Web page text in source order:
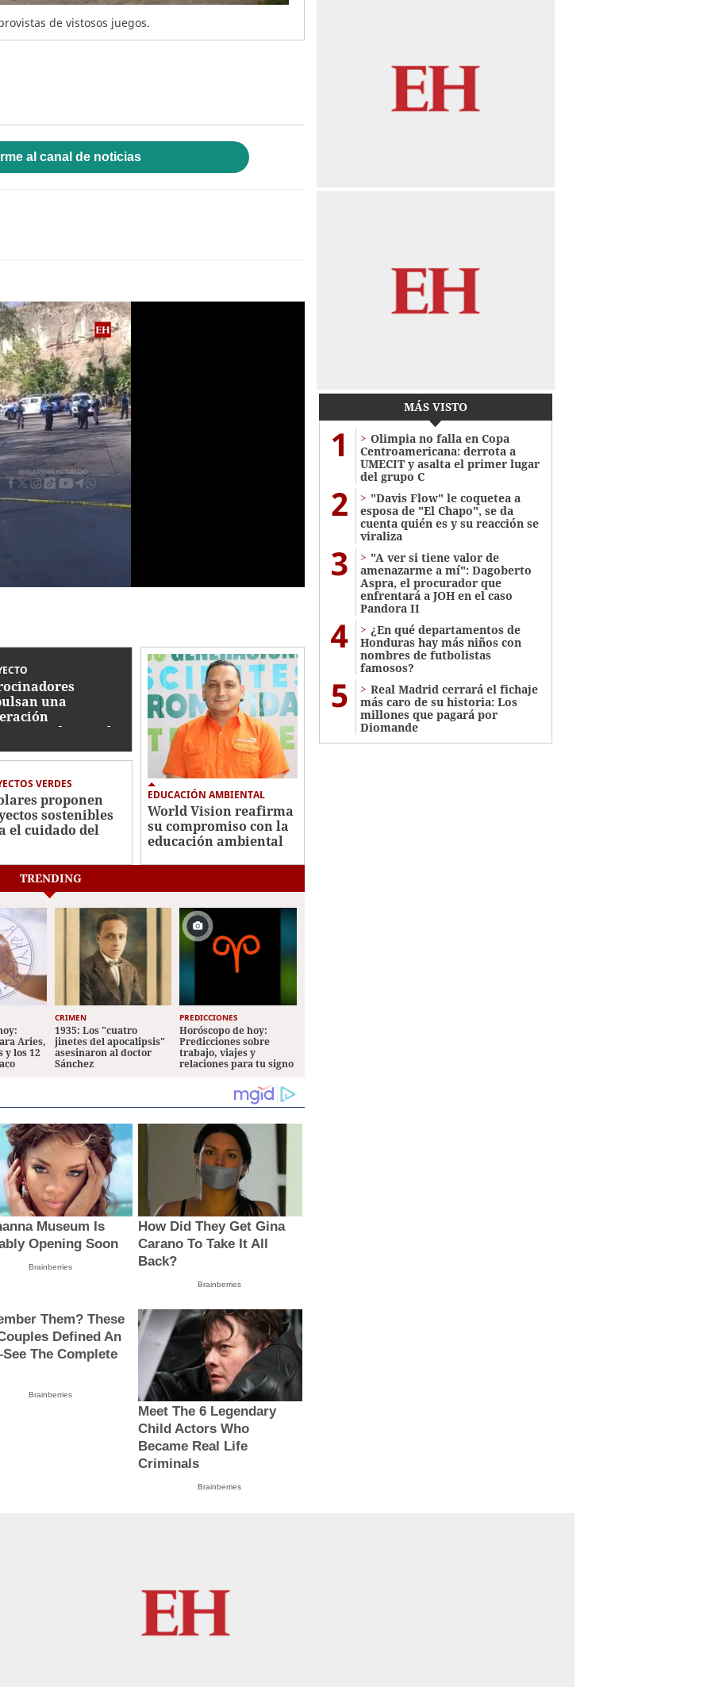
de vistosos juegos.
al canal de noticias
una
con el
VERDES
proponen
sostenibles
el cuidado del
EDUCACIÓN AMBIENTAL
World Vision reafirma
su compromiso con la
educación ambiental
MÁS VISTO
1
Olimpia no falla en Copa
Centroamericana: derrota a
UMECIT y asalta el primer lugar
del grupo C
2
"Davis Flow" le coquetea a
esposa de "El Chapo", se da
cuenta quién es y su reacción se
viraliza
3
"A ver si tiene valor de
amenazarme a mí": Dagoberto
Aspra, el procurador que
enfrentará a JOH en el caso
Pandora II
4
¿En qué departamentos de
Honduras hay más niños con
nombres de futbolistas
famosos?
5
Real Madrid cerrará el fichaje
más caro de su historia: Los
millones que pagará por
Diomande
TRENDING
Aries,
y los 12
CRIMEN
1935: Los "cuatro
jinetes del apocalipsis"
asesinaron al doctor
Sánchez
PREDICCIONES
Horóscopo de hoy:
Predicciones sobre
trabajo, viajes y
relaciones para tu signo
Museum Is
Opening Soon
Brainberries
How Did They Get Gina
Carano To Take It All
Back?
Brainberries
Them? These
Defined An
The Complete
Brainberries
Meet The 6 Legendary
Child Actors Who
Became Real Life
Criminals
Brainberries